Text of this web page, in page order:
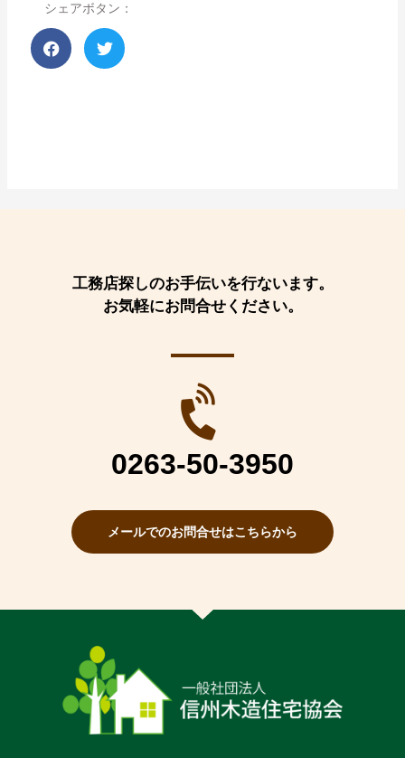
シェアボタン：
工務店探しのお手伝いを行ないます。
お気軽にお問合せください。
0263-50-3950
メールでのお問合せはこちらから